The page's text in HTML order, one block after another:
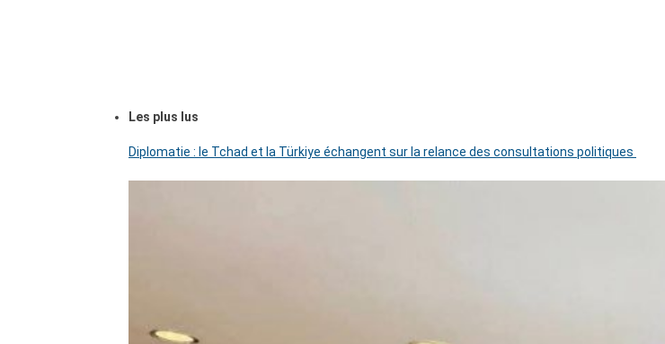
Les plus lus
Diplomatie : le Tchad et la Türkiye échangent sur la relance des consultations politiques